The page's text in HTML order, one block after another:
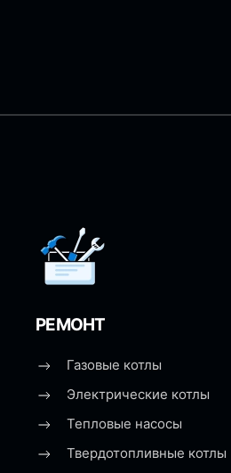
РЕМОНТ
Газовые котлы
Электрические котлы
Тепловые насосы
Твердотопливные котлы